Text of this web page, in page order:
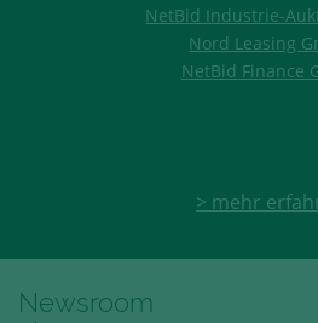
NetBid Industrie-
Nord Leasing
NetBid Finance
> mehr
Newsroom